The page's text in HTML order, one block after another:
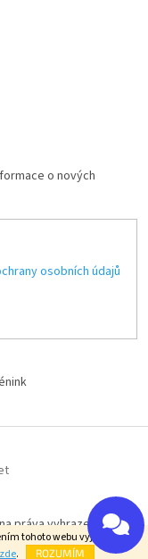
tohoto webu vyjadřujete
zde. ROZUMÍM
o nových
osobních údajů
práva vyhrazena.